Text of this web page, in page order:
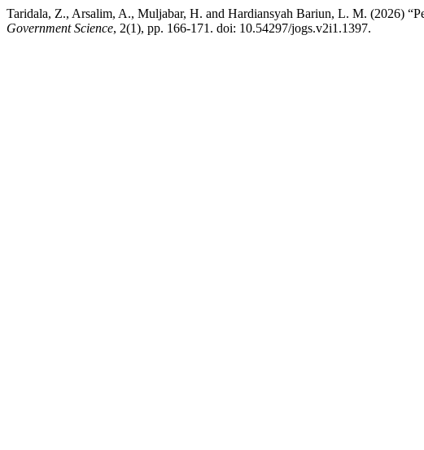
Taridala, Z., Arsalim, A., Muljabar, H. and Hardiansyah Bariun, L. M. (2026)
Government Science, 2(1), pp. 166-171. doi: 10.54297/jogs.v2i1.1397.